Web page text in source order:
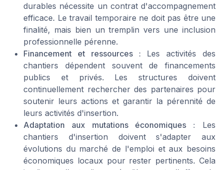
durables nécessite un contrat d'accompagnement
efficace. Le travail temporaire ne doit pas être une
finalité, mais bien un tremplin vers une inclusion
professionnelle pérenne.
Financement et ressources : Les activités des
chantiers dépendent souvent de financements
publics et privés. Les structures doivent
continuellement rechercher des partenaires pour
soutenir leurs actions et garantir la pérennité de
leurs activités d'insertion.
Adaptation aux mutations économiques : Les
chantiers d'insertion doivent s'adapter aux
évolutions du marché de l'emploi et aux besoins
économiques locaux pour rester pertinents. Cela